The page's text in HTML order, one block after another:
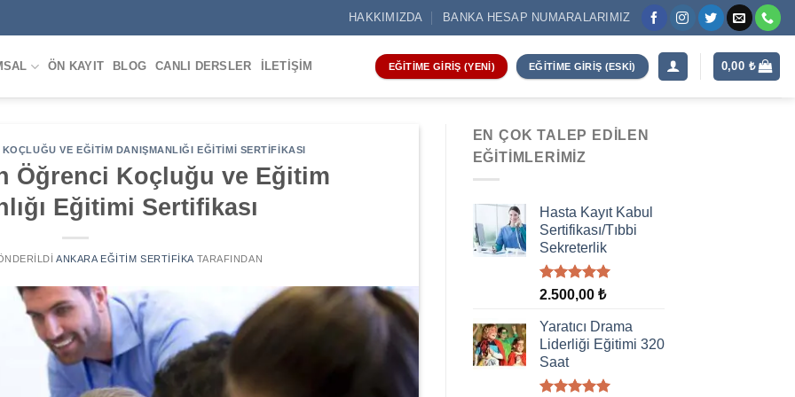
HAKKIMIZDA BANKA HESAP NUMARALARIMIZ
ÖN KAYIT BLOG CANLI DERSLER İLETIŞIM EĞITIME GIRIŞ (YENI) EĞITIME GIRIŞ (ESKI) 0,00 ₺
KOÇLUĞU VE EĞITIM DANIŞMANLIĞI EĞITIMI SERTIFIKASI
Öğrenci Koçluğu ve Eğitim
Eğitimi Sertifikası
ANKARA EĞITIM SERTIFIKA TARAFINDAN
EN ÇOK TALEP EDILEN
EĞITIMLERIMIZ
Hasta Kayıt Kabul
Sertifikası/Tıbbi
Sekreterlik
5 üzerinden
oy
aldı
2.500,00 ₺
Yaratıcı Drama
Liderliği Eğitimi 320
Saat